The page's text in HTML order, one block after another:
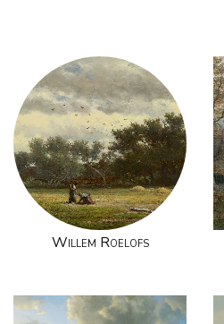
Willem Roelofs